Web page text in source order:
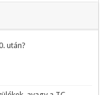
után?